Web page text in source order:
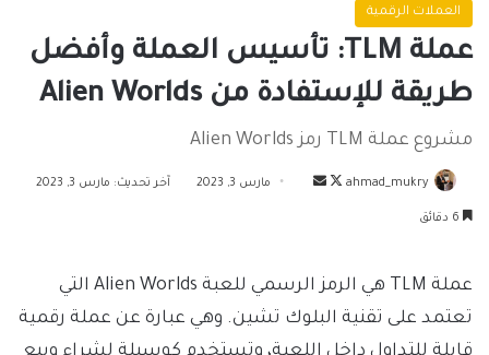
العملات الرقمية
عملة TLM: تأسيس العملة وأفضل
طريقة للإستفادة من Alien Worlds
مشروع عملة TLM رمز Alien Worlds
ahmad_mukry
تابعأرسل
مارس 3, 2023 آخر تحديث: مارس 3, 2023
عملة TLM هي الرمز الرسمي للعبة Alien Worlds التي
تعتمد على تقنية البلوك تشين. وهي عبارة عن عملة رقمية